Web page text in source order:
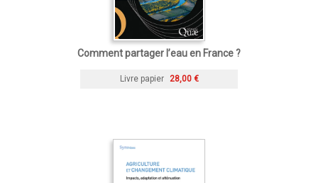
Comment partager l’eau en France ?
Livre papier 28,00 €